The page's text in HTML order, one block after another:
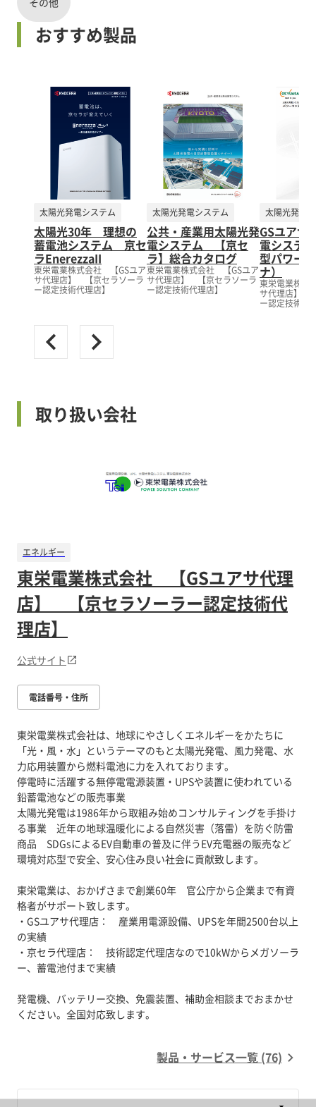
おすすめ製品
太陽光発電システム
太陽光30年 理想の
蓄電池システム 京セ
ラEnerezzaII
東栄電業株式会社 【GSユア
サ代理店】 【京セラソーラ
ー認定技術代理店】
太陽光発電システム
公共・産業用太陽光発
電システム 【京セ
ラ】総合カタログ
東栄電業株式会社 【GSユア
サ代理店】 【京セラソーラ
ー認定技術代理店】
太陽光発電
GSユア
電システ
型パワー
ナ）
東栄電業株式
サ代理店】
ー認定技術代
取り扱い会社
エネルギー
東栄電業株式会社 【GSユアサ代理
店】 【京セラソーラー認定技術代
理店】
公式サイト
電話番号・住所
東栄電業株式会社は、地球にやさしくエネルギーをかたちに
「光・風・水」というテーマのもと太陽光発電、風力発電、水
力応用装置から燃料電池に力を入れております。
停電時に活躍する無停電電源装置・UPSや装置に使われている
鉛蓄電池などの販売事業
太陽光発電は1986年から取組み始めコンサルティングを手掛け
る事業 近年の地球温暖化による自然災害（落雷）を防ぐ防雷
商品 SDGsによるEV自動車の普及に伴うEV充電器の販売など
環境対応型で安全、安心住み良い社会に貢献致します。
東栄電業は、おかげさまで創業60年 官公庁から企業まで有資
格者がサポート致します。
・GSユアサ代理店： 産業用電源設備、UPSを年間2500台以上
の実績
・京セラ代理店： 技術認定代理店なので10kWからメガソーラ
ー、蓄電池付まで実績
発電機、バッテリー交換、免震装置、補助金相談までおまかせ
ください。全国対応致します。
製品・サービス一覧 (76)